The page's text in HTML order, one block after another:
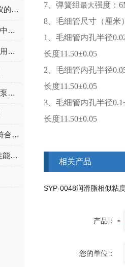
SYP-6536全自动馏程测定仪的操作使用流程！
原油蜡含量测定得使用步骤中吸附装置得使用
药物锥入度测试仪用途及适用范围
倾点、低温动力粘度、边界泵送三者的区别
植物油国标规定烟点190℃符合中餐烹饪需求
SYP-2924A 润滑脂抗磨损性能测定仪的使用步骤、注意事项及相关说明
7、弹簧组最大强度：
8、毛细管尺寸（厘米
1、毛细管内孔半径
长度11.50±0.05
2、毛细管内孔半径
长度11.50±0.05
3、毛细管内孔半径
长度11.50±0.05
相关产品
产品：
您的单位：